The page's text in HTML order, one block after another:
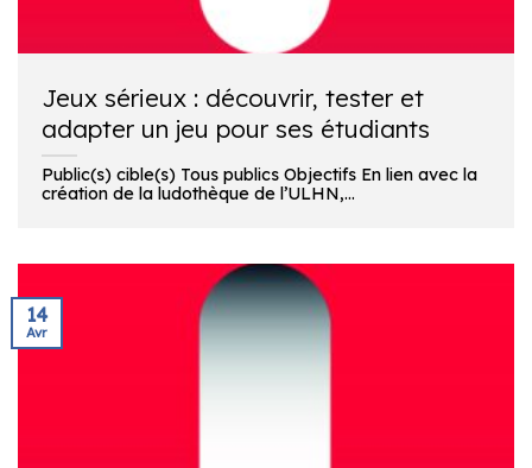
Jeux sérieux : découvrir, tester et
adapter un jeu pour ses étudiants
Public(s) cible(s) Tous publics Objectifs En lien avec la
création de la ludothèque de l’ULHN,...
14
Avr